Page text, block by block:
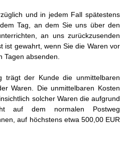
und in jedem Fall spätestens
Tag, an dem Sie uns über den
an uns zurückzusenden
ist gewahrt, wenn Sie die Waren vor
Tagen absenden.
trägt der Kunde die unmittelbaren
Waren. Die unmittelbaren Kosten
solcher Waren die aufgrund
auf dem normalen Postweg
auf höchstens etwa 500,00 EUR